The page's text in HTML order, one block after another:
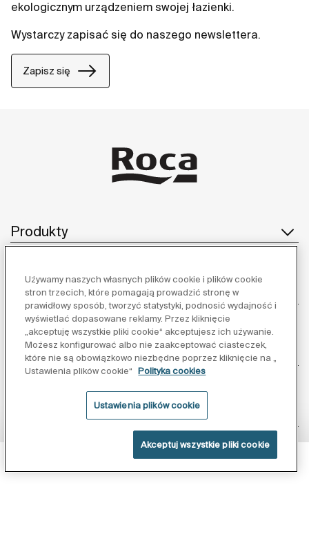
Powłoka Supraglaze
ekologicznym urządzeniem swojej łazienki.
Wystarczy zapisać się do naszego newslettera.
Zapisz się
Produkty
Obsługa klienta
O nas
Obserwuj nas:
Używamy naszych własnych plików cookie i plików cookie
stron trzecich, które pomagają prowadzić stronę w
prawidłowy sposób, tworzyć statystyki, podnosić wydajność i
wyświetlać dopasowane reklamy. Przez kliknięcie
„akceptuję wszystkie pliki cookie“ akceptujesz ich używanie.
Możesz konfigurować albo nie zaakceptować ciasteczek,
które nie są obowiązkowo niezbędne poprzez kliknięcie na „
Ustawienia plików cookie“
Polityka cookies
Ustawienia plików cookie
Akceptuj wszystkie pliki cookie